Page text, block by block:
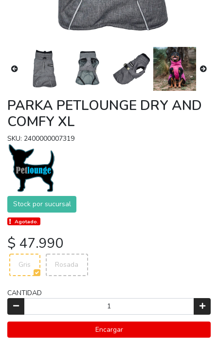
PARKA PETLOUNGE DRY AND
COMFY XL
SKU: 2400000007319
Stock por sucursal
Agotado.
$ 47.990
Gris Rosada
CANTIDAD
Encargar